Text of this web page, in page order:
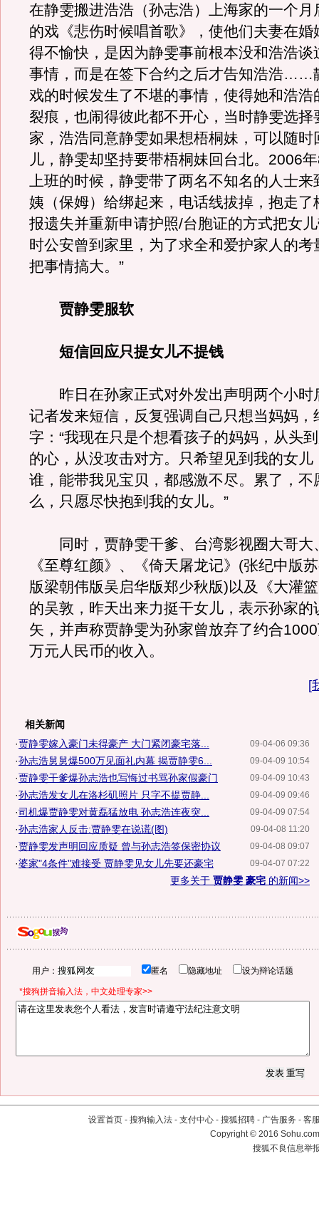
在静雯搬进浩浩（孙志浩）上海家的一个月
的戏《悲伤时候唱首歌》，使他们夫妻在婚
得不愉快，是因为静雯事前根本没和浩浩谈
事情，而是在签下合约之后才告知浩浩……
戏的时候发生了不堪的事情，使得她和浩浩
裂痕，也闹得彼此都不开心，当时静雯选择
家，浩浩同意静雯如果想梧桐妹，可以随时
儿，静雯却坚持要带梧桐妹回台北。2006
上班的时候，静雯带了两名不知名的人士来
姨（保姆）给绑起来，电话线拔掉，抱走了
报遗失并重新申请护照/台胞证的方式把女
时公安曾到家里，为了求全和爱护家人的考
把事情搞大。”
贾静雯服软
短信回应只提女儿不提钱
昨日在孙家正式对外发出声明两个小时
记者发来短信，反复强调自己只想当妈妈，
字：“我现在只是个想看孩子的妈妈，从头
的心，从没攻击对方。只希望见到我的女儿
谁，能带我见宝贝，都感激不尽。累了，不
么，只愿尽快抱到我的女儿。”
同时，贾静雯干爹、台湾影视圈大哥大
《至尊红颜》、《倚天屠龙记》(张纪中版
版梁朝伟版吴启华版郑少秋版)以及《大灌
的吴敦，昨天出来力挺干女儿，表示孙家的
矢，并声称贾静雯为孙家曾放弃了约合
万元人民币的收入。
[
相关新闻
09-04-06 09:36
·贾静雯嫁入豪门未得豪产 大门紧闭豪宅落...
09-04-09 10:54
·孙志浩舅舅爆500万见面礼内幕 揭贾静雯6...
09-04-09 10:43
·贾静雯干爹爆孙志浩也写悔过书骂孙家假豪门
09-04-09 09:46
·孙志浩发女儿在洛杉矶照片 只字不提贾静...
09-04-09 07:54
·司机爆贾静雯对黄磊猛放电 孙志浩连夜突...
09-04-08 11:20
·孙志浩家人反击:贾静雯在说谎(图)
09-04-08 09:07
·贾静雯发声明回应质疑 曾与孙志浩签保密协议
09-04-07 07:22
·婆家"4条件"难接受 贾静雯见女儿先要还豪宅
更多关于 贾静雯 豪宅 的新闻>>
用户： 匿名 隐藏地址 设为辩论话题
*搜狗拼音输入法，中文处理专家>>
设置首页 - 搜狗输入法 - 支付中心 - 搜狐招聘 - 广告服务 - 客
Copyright©2016
搜狐不良信息举